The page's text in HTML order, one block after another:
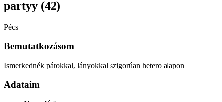
partyy (42)
Pécs
Bemutatkozásom
Ismerkednék párokkal, lányokkal szigorúan hetero alapon
Adataim